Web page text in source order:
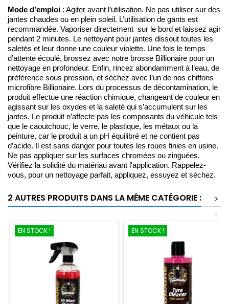
Mode d’emploi : Agiter avant l’utilisation. Ne pas utiliser sur des
jantes chaudes ou en plein soleil. L’utilisation de gants est
recommandée. Vaporiser directement sur le bord et laissez agir
pendant 2 minutes. Le nettoyant pour jantes dissout toutes les
saletés et leur donne une couleur violette. Une fois le temps
d’attente écoulé, brossez avec notre brosse Billionaire pour un
nettoyage en profondeur. Enfin, rincez abondamment à l’eau, de
préférence sous pression, et séchez avec l’un de nos chiffons
microfibre Billionaire. Lors du processus de décontamination, le
produit effectue une réaction chimique, changeant de couleur en
agissant sur les oxydes et la saleté qui s’accumulent sur les
jantes. Le produit n’affecte pas les composants du véhicule tels
que le caoutchouc, le verre, le plastique, les métaux ou la
peinture, car le produit a un pH équilibré et ne contient pas
d’acide. Il est sans danger pour toutes les roues finies en usine.
Ne pas appliquer sur les surfaces chromées ou zinguées.
Vérifiez la solidité du matériau avant l'application. Rappelez-
vous, pour un nettoyage parfait, appliquez, essuyez et séchez.
2 AUTRES PRODUITS DANS LA MÊME CATÉGORIE :
>
<
EN STOCK ! EN STOCK !